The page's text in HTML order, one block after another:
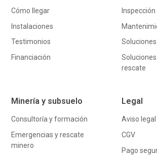
Cómo llegar
Instalaciones
Testimonios
Financiación
Inspección
rescate
Minería y subsuelo
Consultoría y formación
Emergencias y rescate
minero
Legal
Aviso legal
CGV
Pago